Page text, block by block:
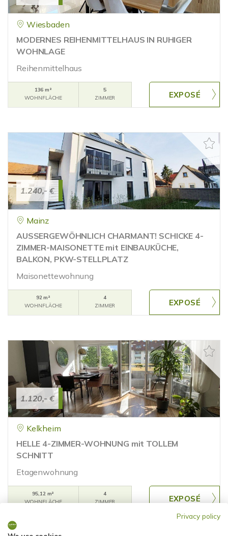
Wiesbaden
MODERNES REIHENMITTELHAUS IN RUHIGER
WOHNLAGE
Reihenmittelhaus
136 m²
WOHNFLÄCHE
5
ZIMMER
1.240,- €
Mainz
AUSSERGEWÖHNLICH CHARMANT! SCHICKE 4-
ZIMMER-MAISONETTE mit EINBAUKÜCHE,
BALKON, PKW-STELLPLATZ
Maisonettewohnung
92 m²
WOHNFLÄCHE
4
ZIMMER
1.120,- €
Kelkheim
HELLE 4-ZIMMER-WOHNUNG mit TOLLEM
SCHNITT
Etagenwohnung
95,12 m²
WOHNFLÄCHE
4
ZIMMER
Privacy policy